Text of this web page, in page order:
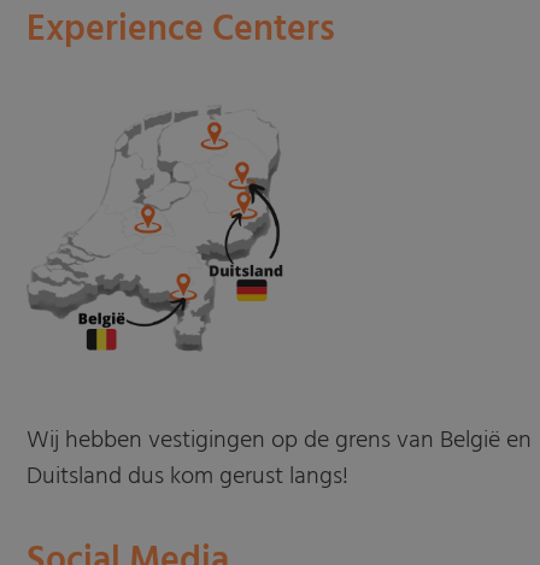
Experience Centers
Wij hebben vestigingen op de grens van België en
Duitsland dus kom gerust langs!